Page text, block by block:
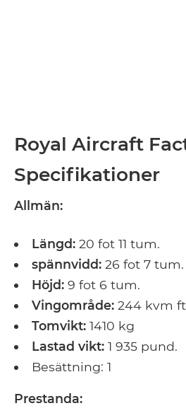
Royal Aircraft
Specifikationer
Allmän:
Längd:20 fot 11 tum.
spännvidd:26 fot 7 tum.
Höjd:9 fot 6 tum.
Vingområde:244 kvm
Tomvikt:1410 kg
Lastad vikt:1 935 pund.
Besättning: 1
Prestanda: